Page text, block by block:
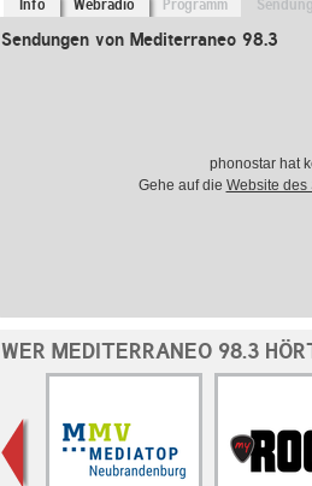
Info Webradio Programm
Sendungen von Mediterraneo 98.3
phonostar hat
Gehe auf die Website des
WER MEDITERRANEO 98.3